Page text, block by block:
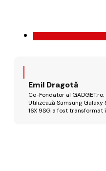
Emil Dragotă
Co-Fondator al
Utilizează Samsung
16X 9SG a fost